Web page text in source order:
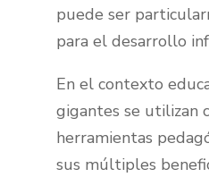
puede ser
para el desarrollo
En el contexto
gigantes se utilizan
herramientas
sus múltiples